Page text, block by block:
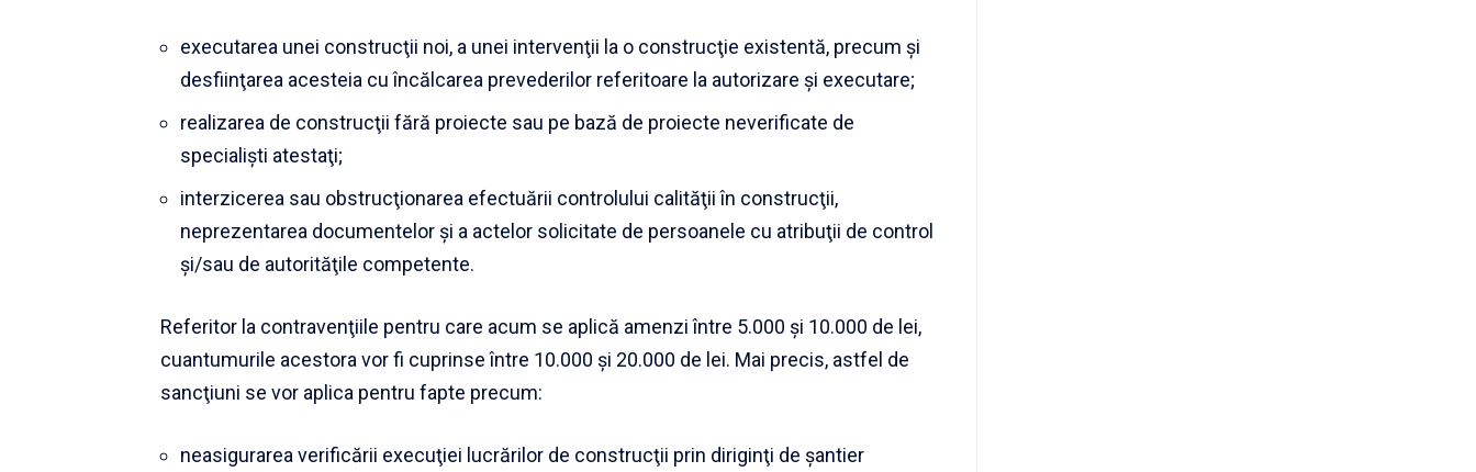
executarea unei construcţii noi, a unei intervenţii la o construcţie existentă, precum şi
desfiinţarea acesteia cu încălcarea prevederilor referitoare la autorizare şi executare;
realizarea de construcţii fără proiecte sau pe bază de proiecte neverificate de
specialişti atestaţi;
interzicerea sau obstrucţionarea efectuării controlului calităţii în construcţii,
neprezentarea documentelor şi a actelor solicitate de persoanele cu atribuţii de control
şi/sau de autorităţile competente.
Referitor la contravenţiile pentru care acum se aplică amenzi între 5.000 şi 10.000 de lei,
cuantumurile acestora vor fi cuprinse între 10.000 şi 20.000 de lei. Mai precis, astfel de
sancţiuni se vor aplica pentru fapte precum:
neasigurarea verificării execuţiei lucrărilor de construcţii prin diriginţi de şantier